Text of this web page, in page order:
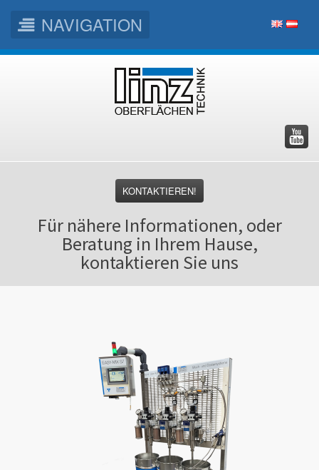
NAVIGATION
Skip
Direkt
Skip
KONTAKTIEREN!
Für nähere Informationen, oder
Beratung in Ihrem Hause,
kontaktieren Sie uns